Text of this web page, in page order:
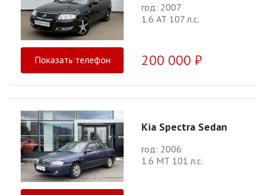
год: 2007
1.6 АТ 107 л.с.
Показать телефон 200 000 ₽
Kia Spectra Sedan
год: 2006
1.6 МТ 101 л.с.